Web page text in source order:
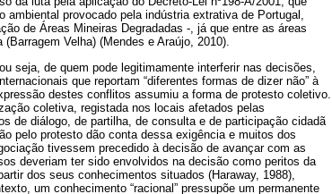
provocado pela indústria extrativa de Portugal,
de Áreas Mineiras Degradadas -, já que entre as áreas
Velha) (Mendes e Araújo, 2010).
seja, de quem pode legitimamente interferir nas decisões,
que reportam “diferentes formas de dizer não” à
destes conflitos assumiu a forma de protesto coletivo.
coletiva, registada nos locais afetados pelas
de diálogo, de partilha, de consulta e de participação cidadã
pelo protesto dão conta dessa exigência e muitos dos
tivessem precedido à decisão de avançar com as
deveriam ter sido envolvidos na decisão como peritos da
dos seus conhecimentos situados (Haraway, 1988),
um conhecimento “racional” pressupõe um permanente